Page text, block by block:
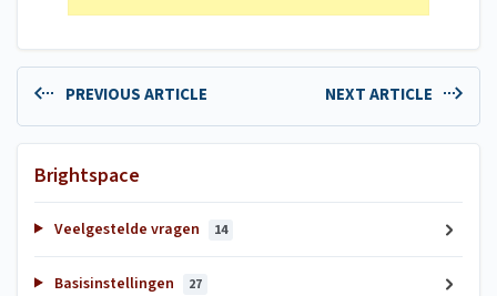
PREVIOUS ARTICLE NEXT ARTICLE
Brightspace
Veelgestelde vragen 14
Basisinstellingen 27